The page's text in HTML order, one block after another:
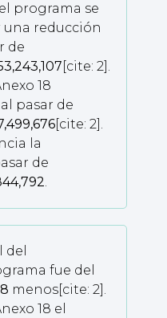
programa se
una reducción
de
[cite: 2].
18
pasar de
[cite: 2].
la
de
.
del
fue del
menos[cite: 2].
18 el